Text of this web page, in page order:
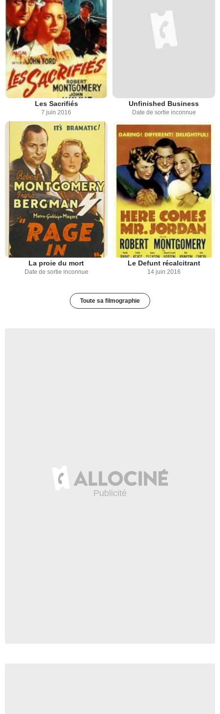
Les Sacrifiés
7 juin 2016
Unfinished Business
Date de sortie inconnue
La proie du mort
Date de sortie inconnue
Le Defunt récalcitrant
14 juin 2016
Toute sa filmographie